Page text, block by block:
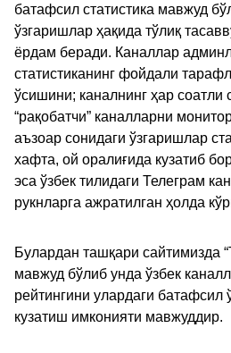
батафсил статистика мавжуд
ўзгаришлар ҳақида тўлиқ
ёрдам беради. Каналлар
статистиканинг фойдали
ўсишини; каналнинг ҳар соатли
“рақобатчи” каналларни
аъзоар сонидаги ўзгаришлар
хафта, ой оралиғида кузатиб
эса ўзбек тилидаги Телеграм
рукнларга ажратилган ҳолда
Булардан ташқари сайтимизда
мавжуд бўлиб унда ўзбек
рейтингини улардаги батафсил
кузатиш имконияти мавжуддир.